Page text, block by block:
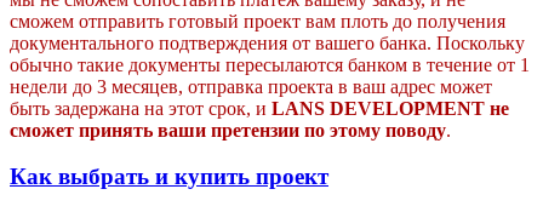
сможем отправить готовый проект вам плоть до получения
документального подтверждения от вашего банка. Поскольку
обычно такие документы пересылаются банком в течение от 1
недели до 3 месяцев, отправка проекта в ваш адрес может
быть задержана на этот срок, и LANS DEVELOPMENT не
сможет принять ваши претензии по этому поводу.
Как выбрать и купить проект